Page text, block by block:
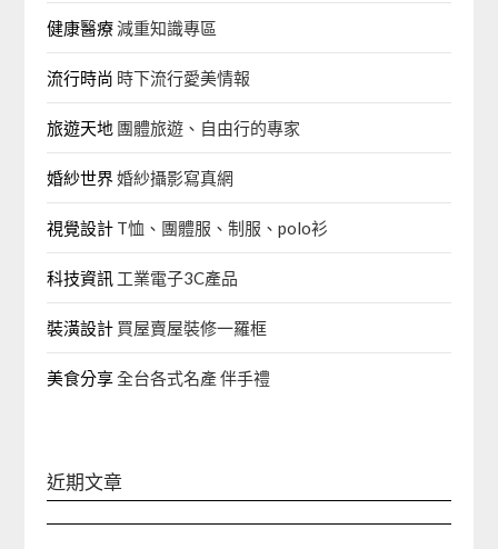
健康醫療減重知識專區
流行時尚 時下流行愛美情報
旅遊天地 團體旅遊、自由行的專家‎
婚紗世界婚紗攝影寫真網
視覺設計 T恤、團體服、制服、polo衫
科技資訊 工業電子3C產品
裝潢設計 買屋賣屋裝修一羅框
美食分享全台各式名產 伴手禮
近期文章